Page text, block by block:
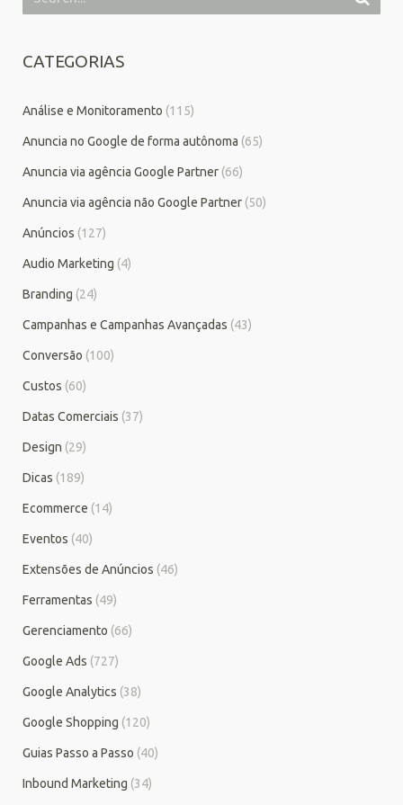
CATEGORIAS
Análise e Monitoramento (115)
Anuncia no Google de forma autônoma (65)
Anuncia via agência Google Partner (66)
Anuncia via agência não Google Partner (50)
Anúncios (127)
Audio Marketing (4)
Branding (24)
Campanhas e Campanhas Avançadas (43)
Conversão (100)
Custos (60)
Datas Comerciais (37)
Design (29)
Dicas (189)
Ecommerce (14)
Eventos (40)
Extensões de Anúncios (46)
Ferramentas (49)
Gerenciamento (66)
Google Ads (727)
Google Analytics (38)
Google Shopping (120)
Guias Passo a Passo (40)
Inbound Marketing (34)